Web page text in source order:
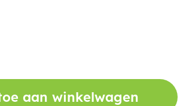
aan winkelwagen